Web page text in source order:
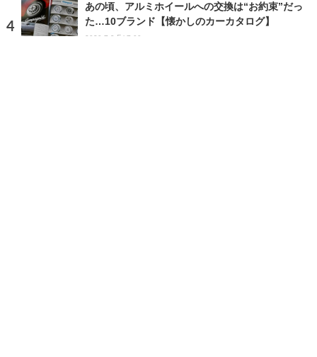
あの頃、アルミホイールへの交換は“お約束”だっ
た…10ブランド【懐かしのカーカタログ】
2020.7.3 Fri 7:00